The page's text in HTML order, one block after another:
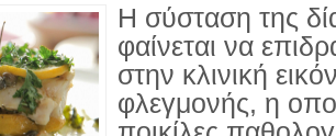
Η σύσταση της
φαίνεται να
στην κλινική
φλεγμονής, η